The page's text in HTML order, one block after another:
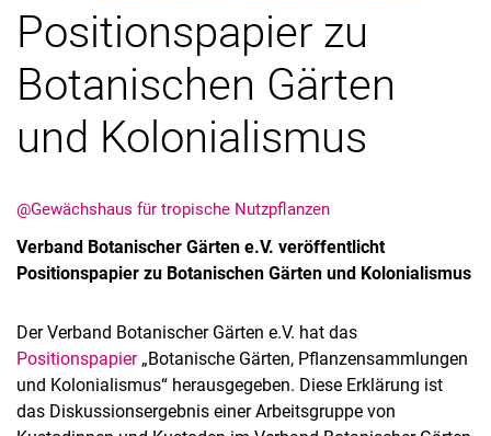
Kurzfilme
Medienbeiträge
Positionspapier zu
Botanischen Gärten
und Kolonialismus
@Gewächshaus für tropische Nutzpflanzen
Verband Botanischer Gärten e.V. veröffentlicht
Positionspapier zu Botanischen Gärten und Kolonialismus
Der Verband Botanischer Gärten e.V. hat das
Positionspapier „Botanische Gärten, Pflanzensammlungen
und Kolonialismus“ herausgegeben. Diese Erklärung ist
das Diskussionsergebnis einer Arbeitsgruppe von